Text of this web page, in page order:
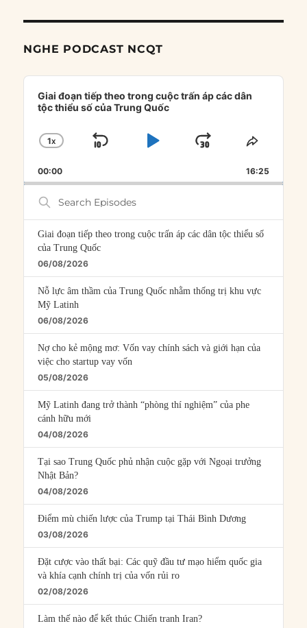
NGHE PODCAST NCQT
Audio
Player
Giai đoạn tiếp theo trong cuộc trấn áp các dân
tộc thiểu số của Trung Quốc
CHANGE
RATE
1X
SKIP
PLAYJUMP
FORWARD
SHARE
00:00 16:25
Search
Episodes
Giai đoạn tiếp theo trong cuộc trấn áp các dân tộc thiểu số
của Trung Quốc
06/08/2026
Nỗ lực âm thầm của Trung Quốc nhằm thống trị khu vực
Mỹ Latinh
06/08/2026
Nợ cho kẻ mộng mơ: Vốn vay chính sách và giới hạn của
việc cho startup vay vốn
05/08/2026
Mỹ Latinh đang trở thành “phòng thí nghiệm” của phe
cánh hữu mới
04/08/2026
Tại sao Trung Quốc phủ nhận cuộc gặp với Ngoại trưởng
Nhật Bản?
04/08/2026
Điểm mù chiến lược của Trump tại Thái Bình Dương
03/08/2026
Đặt cược vào thất bại: Các quỹ đầu tư mạo hiểm quốc gia
và khía cạnh chính trị của vốn rủi ro
02/08/2026
Làm thế nào để kết thúc Chiến tranh Iran?